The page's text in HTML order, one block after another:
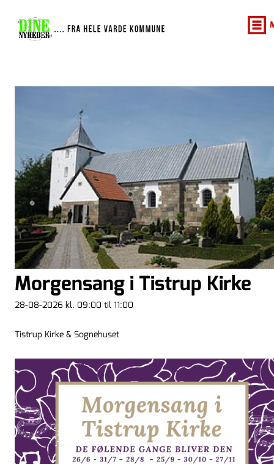
Morgensang i Tistrup Kirke
28-08-2026 kl. 09:00 til 11:00
Tistrup Kirke & Sognehuset